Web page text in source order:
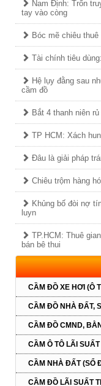
Nam Định: Trốn
tay vào còng
Bóc mẽ chiêu
Tài chính tiêu
Hệ lụy đằng sau
cầm đồ
Bắt 4 thanh niên
TP HCM: Xách
Đâu là giải pháp
Chiêu trộm hàng
Khủng bố đòi nợ
luyn
TP.HCM: Thuê
bán bê thui
CẦM ĐỒ XE HƠI (Ô
CẦM ĐỒ NHÀ ĐẤT,
CẦM ĐỒ CMND,
CẦM Ô TÔ LÃI
CẦM NHÀ ĐẤT (SỔ
CẦM ĐỒ LÃI SUẤT